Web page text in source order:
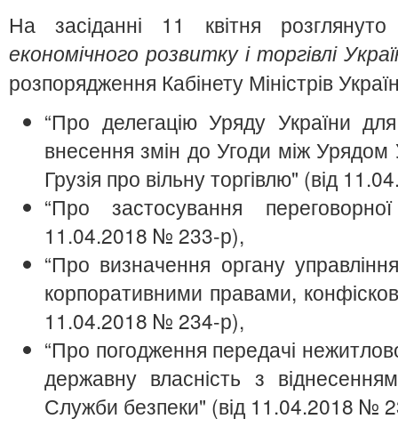
На засіданні 11 квітня
економічного розвитку і торгівлі
розпорядження Кабінету Міністрів
“Про делегацію Уряду України
внесення змін до Угоди між Урядом
Грузія про вільну торгівлю" (від
“Про застосування
11.04.2018 № 233-р),
“Про визначення органу
корпоративними правами,
11.04.2018 № 234-р),
“Про погодження передачі
державну власність з
Служби безпеки" (від 11.04.2018 №